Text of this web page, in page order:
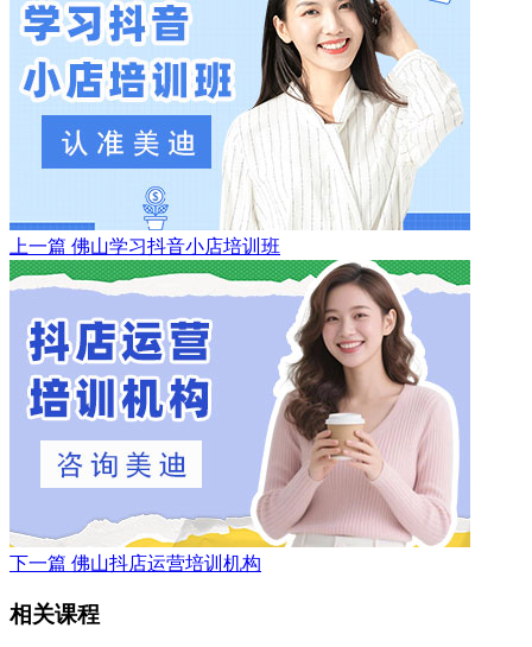
上一篇 佛山学习抖音小店培训班
下一篇 佛山抖店运营培训机构
相关课程